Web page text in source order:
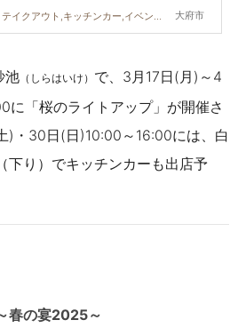
大府市
池 （しらはいけ） で、3月17日(月)～4
に「桜のライトアップ」が開催さ
)・30日(日)10:00～16:00には、白
下り）でキッチンカーも出店予
春の宴2025～